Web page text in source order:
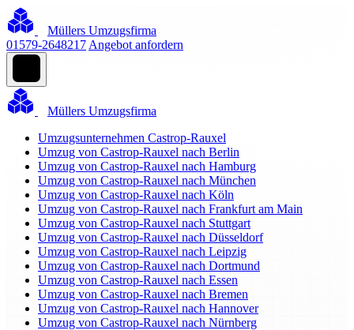
Müllers Umzugsfirma
01579-2648217 Angebot anfordern
Müllers Umzugsfirma
Umzugsunternehmen Castrop-Rauxel
Umzug von Castrop-Rauxel nach Berlin
Umzug von Castrop-Rauxel nach Hamburg
Umzug von Castrop-Rauxel nach München
Umzug von Castrop-Rauxel nach Köln
Umzug von Castrop-Rauxel nach Frankfurt am Main
Umzug von Castrop-Rauxel nach Stuttgart
Umzug von Castrop-Rauxel nach Düsseldorf
Umzug von Castrop-Rauxel nach Leipzig
Umzug von Castrop-Rauxel nach Dortmund
Umzug von Castrop-Rauxel nach Essen
Umzug von Castrop-Rauxel nach Bremen
Umzug von Castrop-Rauxel nach Hannover
Umzug von Castrop-Rauxel nach Nürnberg